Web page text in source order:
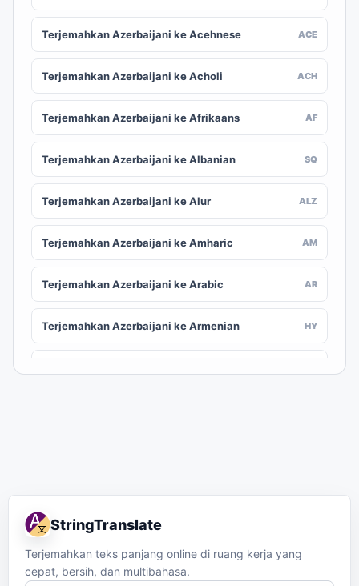
Terjemahkan Azerbaijani ke Acehnese ACE
Terjemahkan Azerbaijani ke Acholi ACH
Terjemahkan Azerbaijani ke Afrikaans AF
Terjemahkan Azerbaijani ke Albanian SQ
Terjemahkan Azerbaijani ke Alur ALZ
Terjemahkan Azerbaijani ke Amharic AM
Terjemahkan Azerbaijani ke Arabic AR
Terjemahkan Azerbaijani ke Armenian HY
Terjemahkan Azerbaijani ke Bambara
Terjemahkan Azerbaijani ke Bashkir
StringTranslate
Terjemahkan teks panjang online di ruang kerja yang
cepat, bersih, dan multibahasa.